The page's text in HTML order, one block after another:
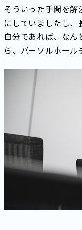
そういった手間を
にしていましたし、
自分であれば、な
ら、パーソルホール